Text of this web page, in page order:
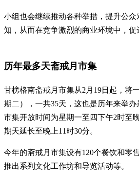
小组也会继续推动各种举措，提升公众
知，从而在竞争激烈的商业环境中，促
历年最多天斋戒月市集
甘榜格南斋戒月市集从2月19日起，将
期二），一共35天，这也是历年来举办
市集开放时间为星期一至四下午2时至
期天延长至晚上11时30分。
今年的斋戒月市集设有120个餐饮和零
推出系列文化工作坊和导览活动等。